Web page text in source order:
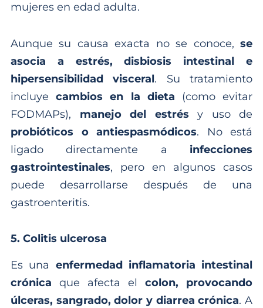
mujeres en edad adulta.
Aunque su causa exacta no se conoce, se
asocia a estrés, disbiosis intestinal e
hipersensibilidad visceral. Su tratamiento
incluyecambios en la dieta (como evitar
FODMAPs), manejo del estrés y uso de
probióticos o antiespasmódicos. No está
ligado directamente a infecciones
gastrointestinales, pero en algunos casos
puede desarrollarse después de una
gastroenteritis.
5. Colitis ulcerosa
Es una enfermedad inflamatoria intestinal
crónica que afecta el colon, provocando
úlceras, sangrado, dolor y diarrea crónica. A